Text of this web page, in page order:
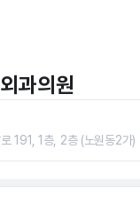
과의원
191, 1층, 2층 (노원동2가)